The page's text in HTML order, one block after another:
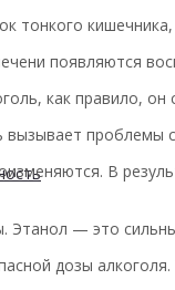
тонкого
появляются
как правило,
вызывает
В
Этанол — это
дозы